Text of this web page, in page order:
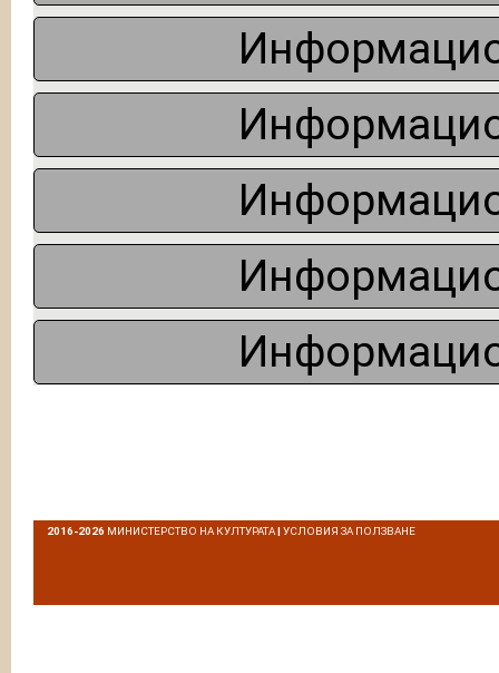
2016-2026 МИНИСТЕРСТВО НА КУЛТУРАТА|УСЛОВИЯ ЗА ПОЛЗВАНЕ